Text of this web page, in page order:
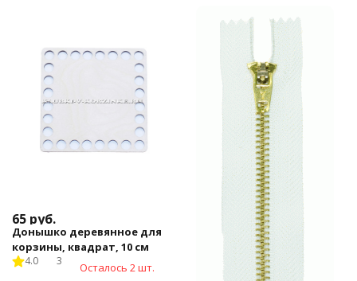
65 руб.
Донышко деревянное для
корзины, квадрат, 10 см
4.0 3 Осталось 2 шт.